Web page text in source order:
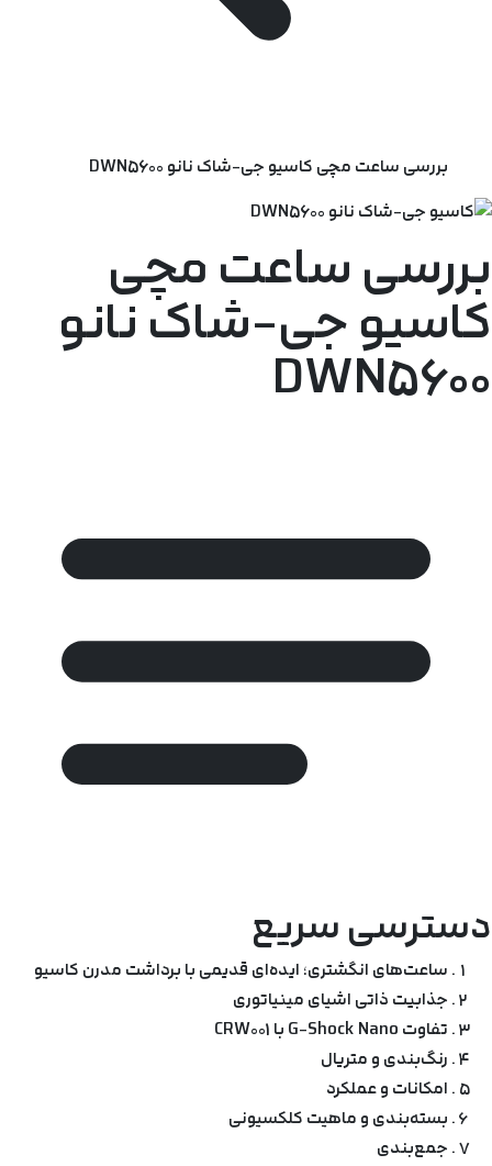
بررسی ساعت مچی کاسیو جی-شاک نانو DWN5600
بررسی ساعت مچی
کاسیو جی-شاک نانو
DWN5600
دسترسی سریع
ساعت‌های انگشتری؛ ایده‌ای قدیمی با برداشت مدرن کاسیو
جذابیت ذاتی اشیای مینیاتوری
تفاوت G-Shock Nano با CRW001
رنگ‌بندی و متریال
امکانات و عملکرد
بسته‌بندی و ماهیت کلکسیونی
جمع‌بندی